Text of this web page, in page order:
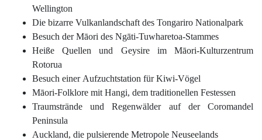
Wellington
Die bizarre Vulkanlandschaft des Tongariro Nationalpark
Besuch derMāori des Ngāti-Tuwharetoa-Stammes
Heiße Quellen und Geysire im Māori-Kulturzentrum
Rotorua
Besuch einer Aufzuchtstation für Kiwi-Vögel
Māori-Folklore mit Hangi, dem traditionellen Festessen
Traumstrände und Regenwälder auf der Coromandel
Peninsula
Auckland, die pulsierende Metropole Neuseelands